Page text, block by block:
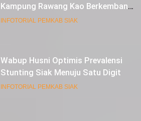
Kampung Rawang Kao Berkembang
Pesat
INFOTORIAL PEMKAB SIAK
Wabup Husni Optimis Prevalensi
Stunting Siak Menuju Satu Digit
INFOTORIAL PEMKAB SIAK